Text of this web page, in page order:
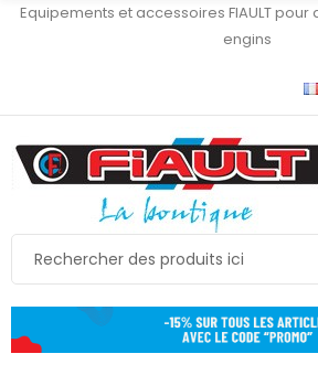
Equipements et accessoires FIAULT
engins